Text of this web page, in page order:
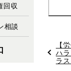
過
去
の
【
ハ
ラ
回収
相談